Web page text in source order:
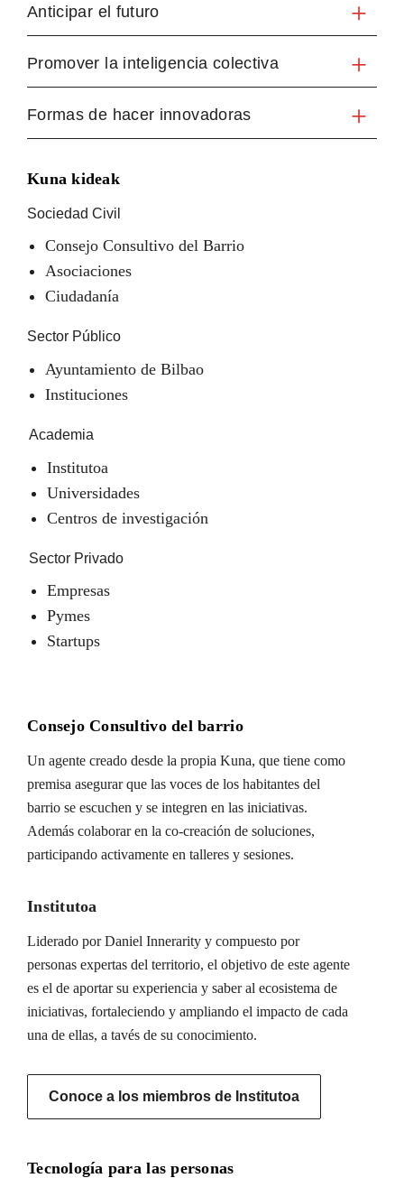
Anticipar el futuro
Promover la inteligencia colectiva
Formas de hacer innovadoras
Kuna kideak
Sociedad Civil
Consejo Consultivo del Barrio
Asociaciones
Ciudadanía
Sector Público
Ayuntamiento de Bilbao
Instituciones
Academia
Institutoa
Universidades
Centros de investigación
Sector Privado
Empresas
Pymes
Startups
Consejo Consultivo del barrio
Un agente creado desde la propia Kuna, que tiene como
premisa asegurar que las voces de los habitantes del
barrio se escuchen y se integren en las iniciativas.
Además colaborar en la co-creación de soluciones,
participando activamente en talleres y sesiones.
Institutoa
Liderado por Daniel Innerarity y compuesto por
personas expertas del territorio, el objetivo de este agente
es el de aportar su experiencia y saber al ecosistema de
iniciativas, fortaleciendo y ampliando el impacto de cada
una de ellas, a tavés de su conocimiento.
Conoce a los miembros de Institutoa
Tecnología para las personas